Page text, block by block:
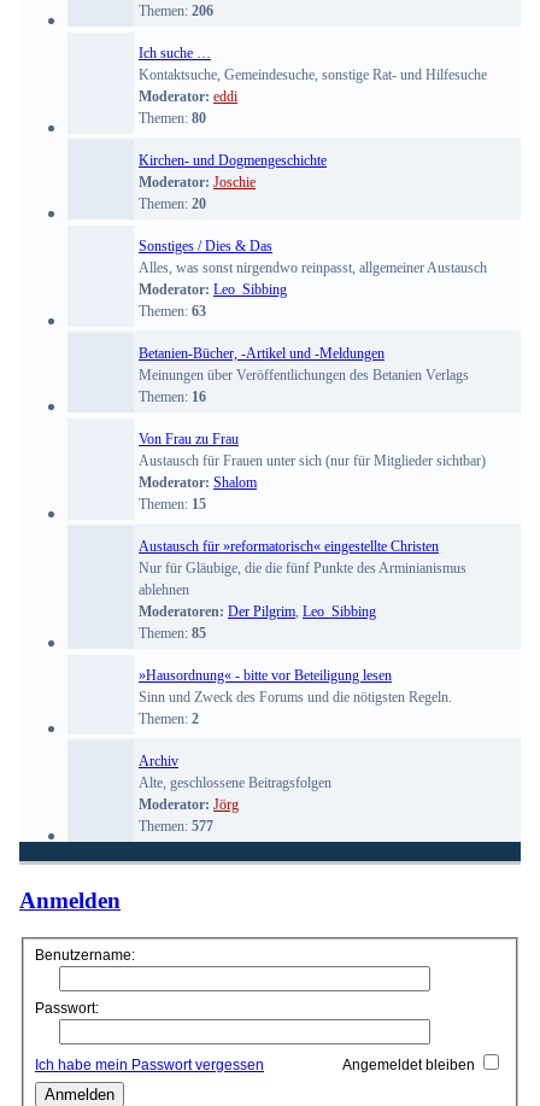
Themen: 206
Ich suche …
Kontaktsuche, Gemeindesuche, sonstige Rat- und Hilfesuche
Moderator: eddi
Themen: 80
Kirchen- und Dogmengeschichte
Moderator: Joschie
Themen: 20
Sonstiges / Dies & Das
Alles, was sonst nirgendwo reinpasst, allgemeiner Austausch
Moderator: Leo_Sibbing
Themen: 63
Betanien-Bücher, -Artikel und -Meldungen
Meinungen über Veröffentlichungen des Betanien Verlags
Themen: 16
Von Frau zu Frau
Austausch für Frauen unter sich (nur für Mitglieder sichtbar)
Moderator: Shalom
Themen: 15
Austausch für »reformatorisch« eingestellte Christen
Nur für Gläubige, die die fünf Punkte des Arminianismus
ablehnen
Moderatoren: Der Pilgrim, Leo_Sibbing
Themen: 85
»Hausordnung« - bitte vor Beteiligung lesen
Sinn und Zweck des Forums und die nötigsten Regeln.
Themen: 2
Archiv
Alte, geschlossene Beitragsfolgen
Moderator: Jörg
Themen: 577
Anmelden
Benutzername:
Passwort:
Ich habe mein Passwort vergessen Angemeldet bleiben